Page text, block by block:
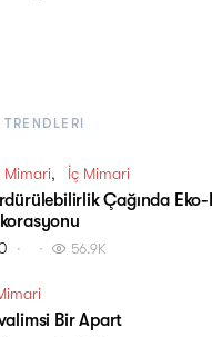
Mimari İç Mimari
Çağında
56.9K
Bir Apart